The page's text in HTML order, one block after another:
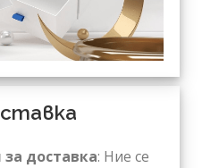
доставка: Ние се